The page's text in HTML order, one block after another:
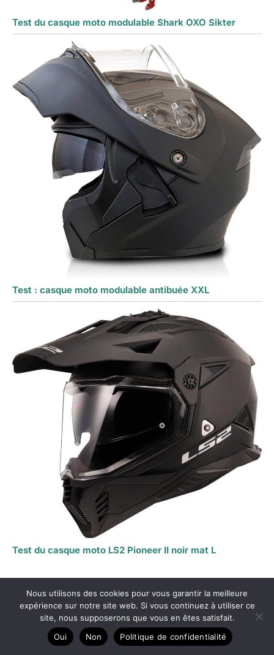
Test du casque moto modulable Shark OXO Sikter
Test : casque moto modulable antibuée XXL
Test du casque moto LS2 Pioneer II noir mat L
Nous utilisons des cookies pour vous garantir la meilleure
expérience sur notre site web. Si vous continuez à utiliser ce
site, nous supposerons que vous en êtes satisfait.
Oui
Non Politique de confidentialité